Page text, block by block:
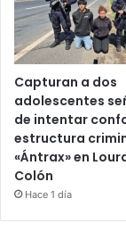
Capturan a dos
adolescentes
de intentar
estructura
«Ántrax» en
Colón
Hace 1 día